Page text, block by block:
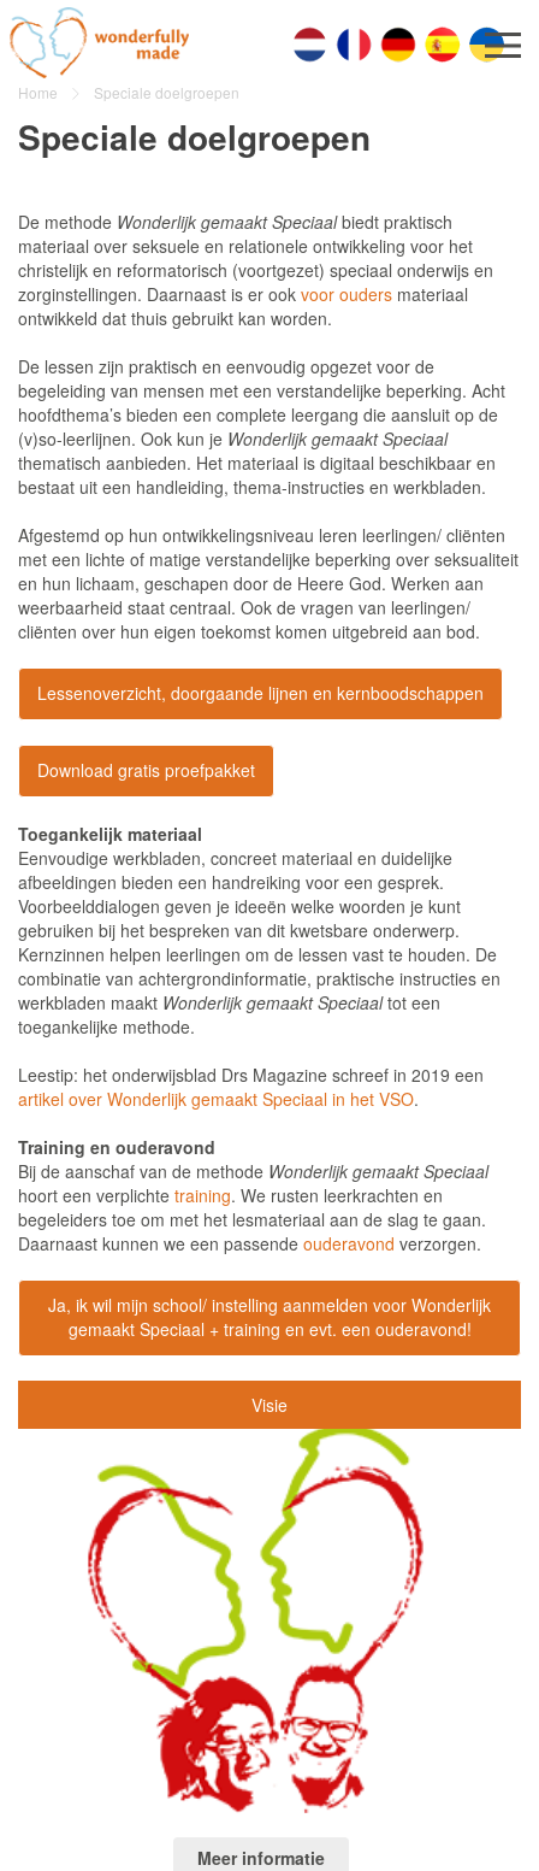
Home Speciale doelgroepen
Speciale doelgroepen
De methode Wonderlijk gemaakt Speciaalbiedt praktisch
materiaal over seksuele en relationele ontwikkeling voor het
christelijk en reformatorisch (voortgezet) speciaal onderwijs en
zorginstellingen. Daarnaast is er ook voor ouders materiaal
ontwikkeld dat thuis gebruikt kan worden.
De lessen zijn praktisch en eenvoudig opgezet voor de
begeleiding van mensen met een verstandelijke beperking. Acht
hoofdthema’s bieden een complete leergang die aansluit op de
(v)so-leerlijnen. Ook kun je Wonderlijk gemaakt Speciaal
thematisch aanbieden. Het materiaal is digitaal beschikbaar en
bestaat uit een handleiding, thema-instructies en werkbladen.
Afgestemd op hun ontwikkelingsniveau leren leerlingen/ cliënten
met een lichte of matige verstandelijke beperking over seksualiteit
en hun lichaam, geschapen door de Heere God. Werken aan
weerbaarheid staat centraal. Ook de vragen van leerlingen/
cliënten over hun eigen toekomst komen uitgebreid aan bod.
Lessenoverzicht, doorgaande lijnen en kernboodschappen
Download gratis proefpakket
Toegankelijk materiaal
Eenvoudige werkbladen, concreet materiaal en duidelijke
afbeeldingen bieden een handreiking voor een gesprek.
Voorbeelddialogen geven je ideeën welke woorden je kunt
gebruiken bij het bespreken van dit kwetsbare onderwerp.
Kernzinnen helpen leerlingen om de lessen vast te houden. De
combinatie van achtergrondinformatie, praktische instructies en
werkbladen maakt Wonderlijk gemaakt Speciaaltot een
toegankelijke methode.
Leestip: het onderwijsblad Drs Magazine schreef in 2019 een
artikel over Wonderlijk gemaakt Speciaal in het VSO.
Training en ouderavond
Bij de aanschaf van de methode Wonderlijk gemaakt Speciaal
hoort een verplichte training. We rusten leerkrachten en
begeleiders toe om met het lesmateriaal aan de slag te gaan.
Daarnaast kunnen we een passende ouderavond verzorgen.
Ja, ik wil mijn school/ instelling aanmelden voor Wonderlijk
gemaakt Speciaal + training en evt. een ouderavond!
Visie
Meer informatie